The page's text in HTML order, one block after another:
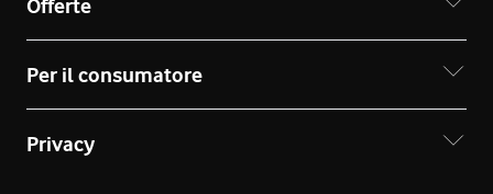
Offerte
Per il consumatore
Privacy